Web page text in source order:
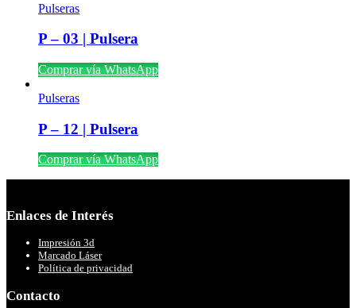
Pulseras
P – 03 | Pulsera
Comprar vía WhatsApp
Pulseras
P – 12 | Pulsera
Comprar vía WhatsApp
Enlaces de Interés
Impresión 3d
Marcado Láser
Política de privacidad
Contacto